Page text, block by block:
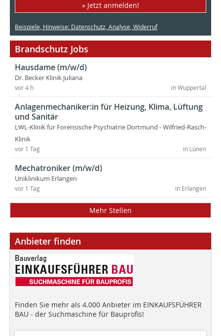
» Jetzt anmelden!
Beispiele, Hinweise: Datenschutz, Analyse, Widerruf
Brandschutz Jobs
Hausdame (m/w/d)
Dr. Becker Klinik Juliana
in Wuppertal
vor 4 h
Anlagenmechaniker:in für Heizung, Klima, Lüftung
und Sanitär
LWL-Klinik für Forensische Psychiatrie Dortmund - Wilfried-Rasch-
Klinik
in Lünen
vor 1 Tag
Mechatroniker (m/w/d)
Uniklinikum Erlangen
in Erlangen
vor 1 Tag
Mehr Stellen
Anbieter finden
Finden Sie mehr als 4.000 Anbieter im EINKAUFSFÜHRER
BAU - der Suchmaschine für Bauprofis!